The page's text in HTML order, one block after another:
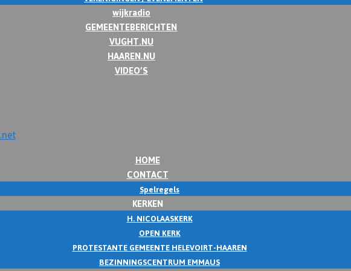
wijkradio
GEMEENTEBERICHTEN
VUGHT.NU
HAAREN.NU
VIDEO’S
HOME
CONTACT
Spelregels
KERKEN
H. NICOLAASKERK
OPEN KERK
PROTESTANTE GEMEENTE HELEVOIRT-HAAREN
BEZINNINGSCENTRUM EMMAUS